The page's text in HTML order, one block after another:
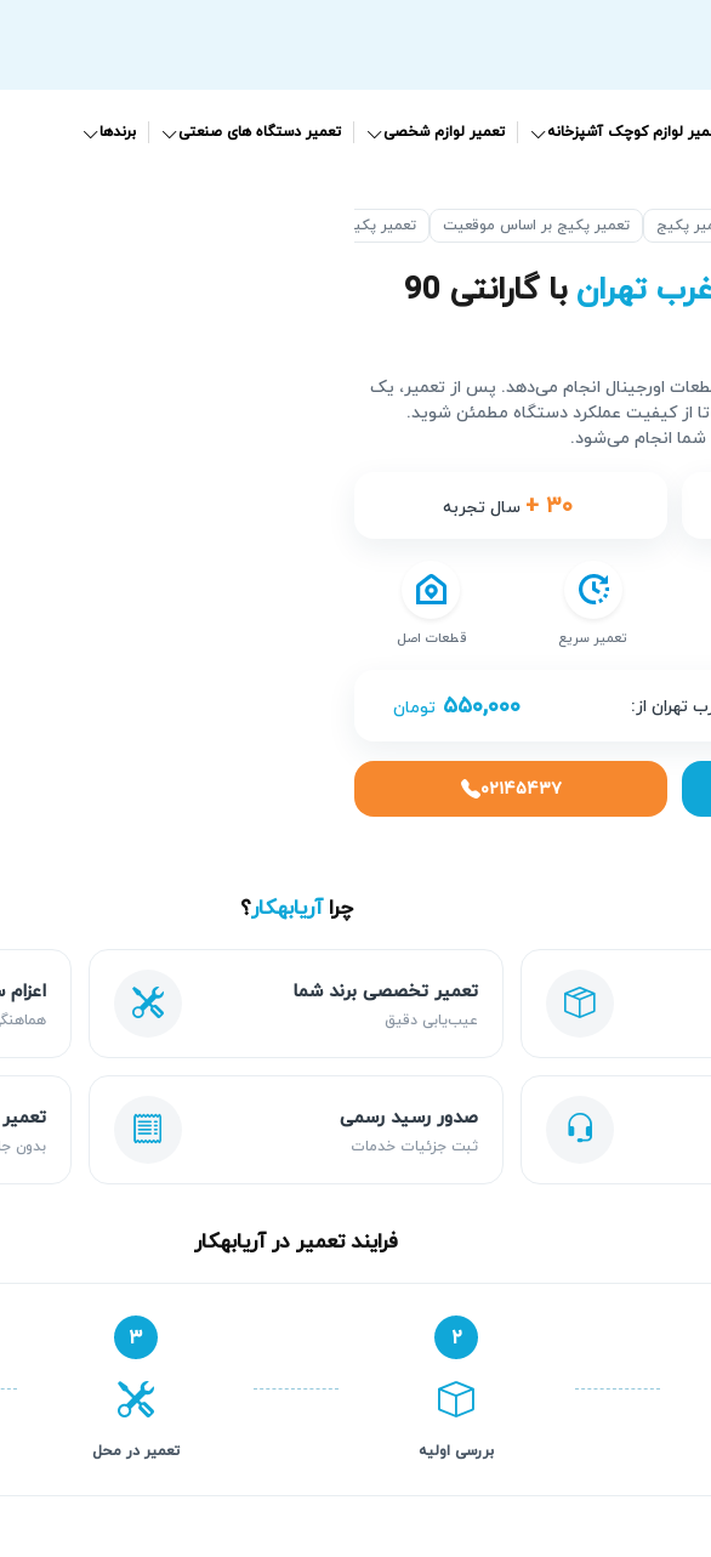
لوازم کوچک آشپزخانه تعمیر لوازم شخصی تعمیر دستگاه های صنعتی برندها
پکیج تعمیر پکیج بر اساس موقعیت تعمیر پکیج بوتان در غرب تهران
تهران
با گارانتی 90
اورجینال انجام می‌دهد. پس از تعمیر، یک
از کیفیت عملکرد دستگاه مطمئن شوید.
انجام می‌شود.
+ ۳۰ سال تجربه
تعمیر سریع قطعات اصل
تهران از: ۵۵۰,۰۰۰ تومان
۰۲۱۴۵۴۳۷
چراآریابهکار؟
تعمیر تخصصی برند شما
عیب‌یابی دقیق
صدور رسید رسمی
ثبت جزئیات خدمات بدون
فرایند تعمیر در آریابهکار
۲
بررسی اولیه
۳
تعمیر در محل